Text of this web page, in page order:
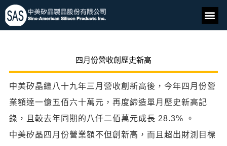
四月份營收創歷史新高
中美矽晶繼八十九年三月營收創新高後，今年四月份營
業額達一億五佰六十萬元，再度締造單月歷史新高記
錄，且較去年同期的八仟二佰萬元成長 28.3% 。
中美矽晶四月份營業額不但創新高，而且超出財測目標